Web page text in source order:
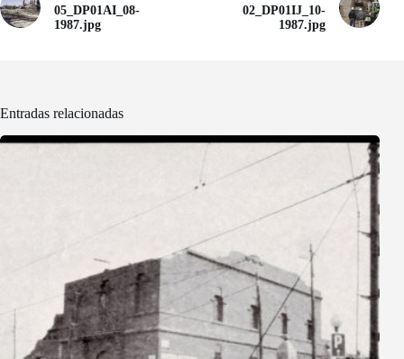
05_DP01AI_08-
1987.jpg
02_DP01IJ_10-
1987.jpg
Entradas relacionadas